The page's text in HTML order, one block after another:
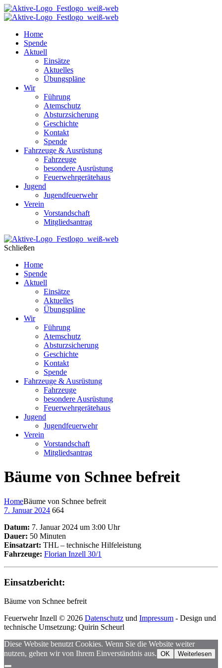
Home
Spende
Aktuell
Einsätze
Aktuelles
Übungspläne
Wir
Führung
Atemschutz
Absturzsicherung
Geschichte
Kontakt
Spende
Fahrzeuge & Ausrüstung
Fahrzeuge
besondere Ausrüstung
Feuerwehrgerätehaus
Jugend
Jugendfeuerwehr
Verein
Vorstandschaft
Mitgliedsantrag
Schließen
Home
Spende
Aktuell
Einsätze
Aktuelles
Übungspläne
Wir
Führung
Atemschutz
Absturzsicherung
Geschichte
Kontakt
Spende
Fahrzeuge & Ausrüstung
Fahrzeuge
besondere Ausrüstung
Feuerwehrgerätehaus
Jugend
Jugendfeuerwehr
Verein
Vorstandschaft
Mitgliedsantrag
Bäume von Schnee befreit
HomeBäume von Schnee befreit
7. Januar 2024 664
Datum: 7. Januar 2024 um 3:00 Uhr
Dauer: 50 Minuten
Einsatzart: THL – technische Hilfeleistung
Fahrzeuge: Florian Inzell 30/1
Einsatzbericht:
Bäume von Schnee befreit
Feuerwehr Inzell © 2026 Datenschutz und Impressum - Design und
technische Umsetzung: Quirin Scheurl
Diese Website benutzt Cookies. Wenn Sie die Website weiter
nutzen, gehen wir von Ihrem Einverständnis aus. OK Weiterlesen